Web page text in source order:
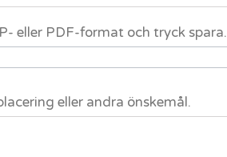
eller PDF-format och tryck spara.
eller andra önskemål.